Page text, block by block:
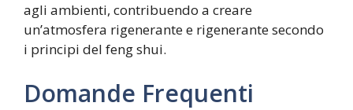
agli ambienti, contribuendo a creare
un’atmosfera rigenerante e rigenerante secondo
i principi del feng shui.
Domande Frequenti